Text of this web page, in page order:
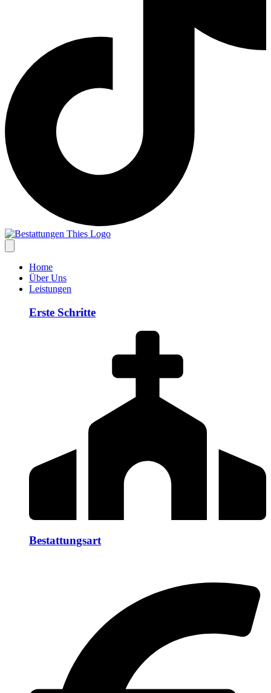
Home
Über Uns
Leistungen
Erste Schritte
Bestattungsart